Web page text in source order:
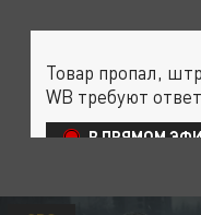
Товар пропал,
WB требуют
В ПРЯМОМ